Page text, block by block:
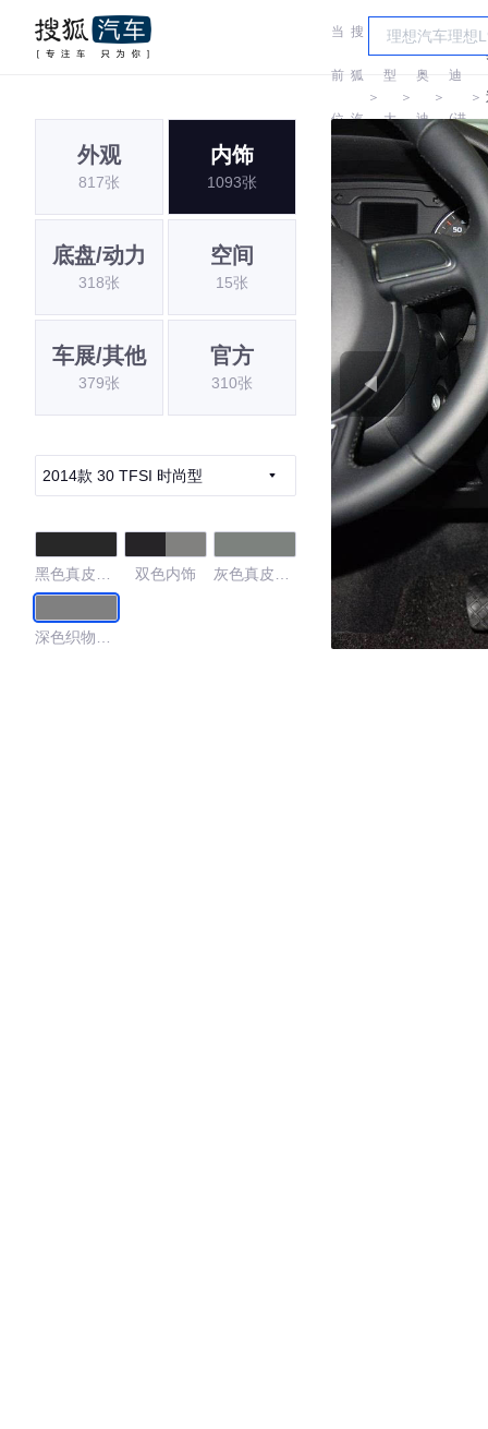
当
前
位
搜
狐
汽
＞
车
型
大
＞
奥
迪
＞
奥
迪
(进
口)
＞
外观
817张
内饰
1093张
底盘/动力
318张
空间
15张
车展/其他
379张
官方
310张
2014款 30 TFSI 时尚型
黑色真皮内
饰
双色内饰
灰色真皮内
深色织物内